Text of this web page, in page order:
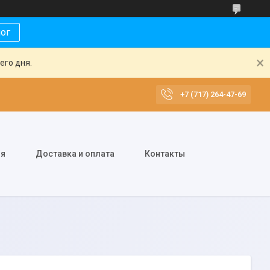
дня.
+7 (717) 264-47-69
Доставка и оплата Контакты